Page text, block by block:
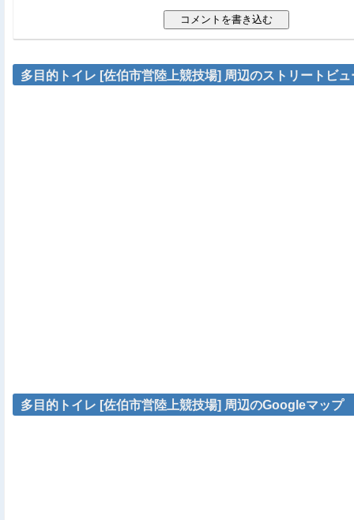
多目的トイレ [佐伯市営陸上競技場] 周辺のストリートビュ
多目的トイレ [佐伯市営陸上競技場] 周辺のGoogleマップ